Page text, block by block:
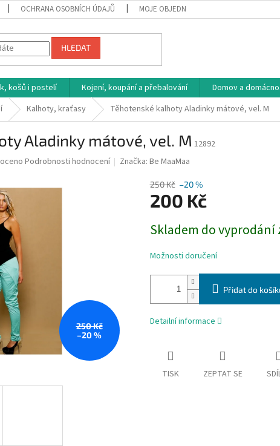
OCHRANA OSOBNÍCH ÚDAJŮ MOJE OBJEDNÁVKA
HLEDAT
košů i postelí Kojení, koupání a přebalování Domov a
Kalhoty, kraťasy Těhotenské kalhoty Aladinky mátové, vel. M
Aladinky mátové, vel. M 12892
Podrobnosti hodnocení Značka:Be MaaMaa
250 Kč
–20 %
250 Kč –20 %
200 Kč
cena:
Skladem do vyprodání
Možnosti doručení
Přidat do
Detailní informace
TISK ZEPTAT SE